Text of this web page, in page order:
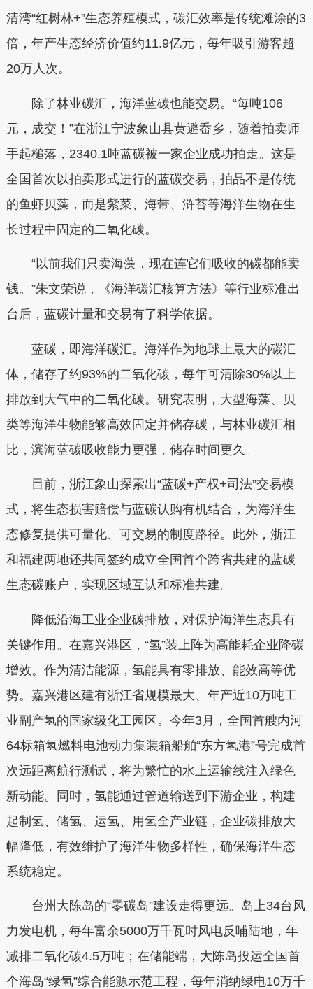
清湾“红树林+”生态养殖模式，碳汇效率是传统滩涂的3
倍，年产生态经济价值约11.9亿元，每年吸引游客超
20万人次。
除了林业碳汇，海洋蓝碳也能交易。“每吨106
元，成交！”在浙江宁波象山县黄避岙乡，随着拍卖师
手起槌落，2340.1吨蓝碳被一家企业成功拍走。这是
全国首次以拍卖形式进行的蓝碳交易，拍品不是传统
的鱼虾贝藻，而是紫菜、海带、浒苔等海洋生物在生
长过程中固定的二氧化碳。
“以前我们只卖海藻，现在连它们吸收的碳都能卖
钱。”朱文荣说，《海洋碳汇核算方法》等行业标准出
台后，蓝碳计量和交易有了科学依据。
蓝碳，即海洋碳汇。海洋作为地球上最大的碳汇
体，储存了约93%的二氧化碳，每年可清除30%以上
排放到大气中的二氧化碳。研究表明，大型海藻、贝
类等海洋生物能够高效固定并储存碳，与林业碳汇相
比，滨海蓝碳吸收能力更强，储存时间更久。
目前，浙江象山探索出“蓝碳+产权+司法”交易模
式，将生态损害赔偿与蓝碳认购有机结合，为海洋生
态修复提供可量化、可交易的制度路径。此外，浙江
和福建两地还共同签约成立全国首个跨省共建的蓝碳
生态碳账户，实现区域互认和标准共建。
降低沿海工业企业碳排放，对保护海洋生态具有
关键作用。在嘉兴港区，“氢”装上阵为高能耗企业降碳
增效。作为清洁能源，氢能具有零排放、能效高等优
势。嘉兴港区建有浙江省规模最大、年产近10万吨工
业副产氢的国家级化工园区。今年3月，全国首艘内河
64标箱氢燃料电池动力集装箱船舶“东方氢港”号完成首
次远距离航行测试，将为繁忙的水上运输线注入绿色
新动能。同时，氢能通过管道输送到下游企业，构建
起制氢、储氢、运氢、用氢全产业链，企业碳排放大
幅降低，有效维护了海洋生物多样性，确保海洋生态
系统稳定。
台州大陈岛的“零碳岛”建设走得更远。岛上34台风
力发电机，每年富余5000万千瓦时风电反哺陆地，年
减排二氧化碳4.5万吨；在储能端，大陈岛投运全国首
个海岛“绿氢”综合能源示范工程，每年消纳绿电10万千